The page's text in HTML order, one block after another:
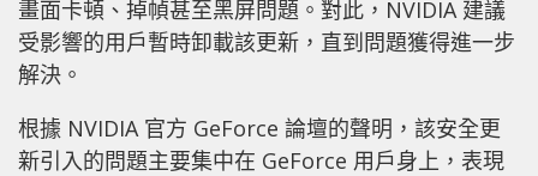
畫面卡頓、掉幀甚至黑屏問題。對此，NVIDIA 建議
受影響的用戶暫時卸載該更新，直到問題獲得進一步
解決。
根據 NVIDIA 官方 GeForce 論壇的聲明，該安全更
新引入的問題主要集中在 GeForce 用戶身上，表現